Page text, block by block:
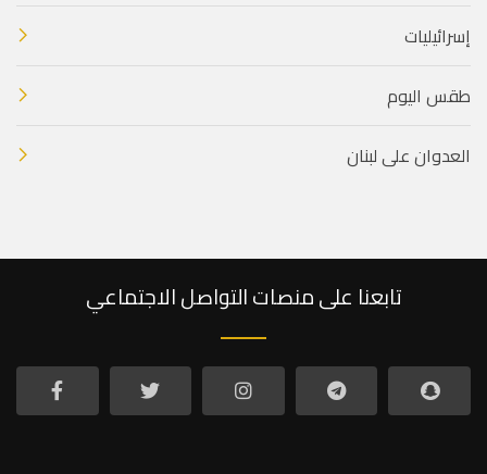
إسرائيليات
طقس اليوم
العدوان على لبنان
تابعنا على منصات التواصل الاجتماعي